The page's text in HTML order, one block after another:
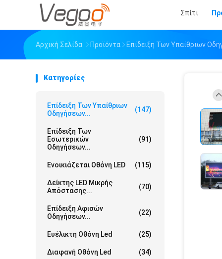
Σπίτι
Αρχική Σελίδα Προϊόντα Επίδειξη Των Υπαίθριων
Κατηγορίες
Επίδειξη Των Υπαίθριων
Οδηγήσεων...
(147)
Επίδειξη Των
Εσωτερικών
Οδηγήσεων...
(91)
Ενοικιάζεται Οθόνη LED (115)
Δείκτης LED Μικρής
Απόστασης...
(70)
Επίδειξη Αφισών
Οδηγήσεων...
(22)
Ευέλικτη Οθόνη Led (25)
Διαφανή Οθόνη Led (34)